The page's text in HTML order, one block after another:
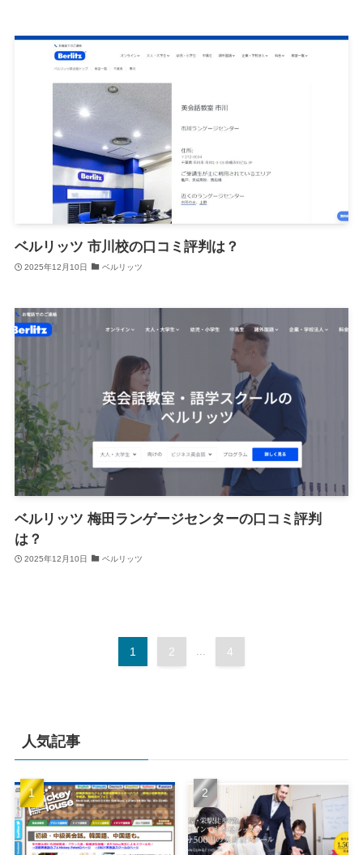
ベルリッツ 市川校の口コミ評判は？
2025年12月10日 ベルリッツ
ベルリッツ 梅田ランゲージセンターの口コミ評判
は？
2025年12月10日 ベルリッツ
1 2 4
人気記事